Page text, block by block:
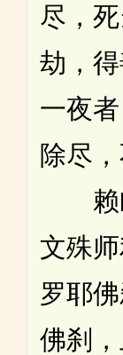
尽，
劫，
一夜
除尽
赖毗
文殊
罗耶
佛刹